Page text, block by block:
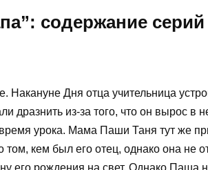
содержание серий
Накануне Дня отца учительница
дразнить из-за того, что он вырос в
урока. Мама Паши Таня тут же
кем был его отец, однако она не
его рождения на свет. Однако Паша